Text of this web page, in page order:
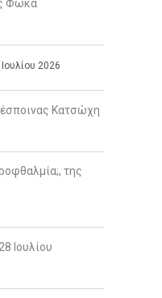
Φωκά
2026
Κατσώχη
της
Ιουλίου